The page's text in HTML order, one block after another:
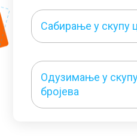
Сабирање у скупу
Одузимање у
бројева